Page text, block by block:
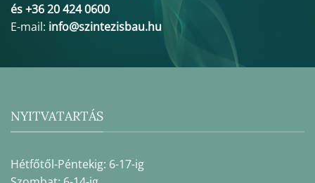
és +36 20 424 0600
E-mail: info@szintezisbau.hu
NYITVATARTÁS
Hétfőtől-Péntekig: 6-17-ig